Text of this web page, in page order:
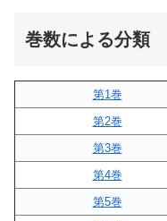
巻数による分類
第1巻
第2巻
第3巻
第4巻
第5巻